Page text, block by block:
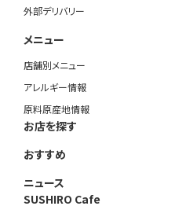
外部デリバリー
メニュー
店舗別メニュー
アレルギー情報
原料原産地情報
お店を探す
おすすめ
ニュース
SUSHIRO Cafe